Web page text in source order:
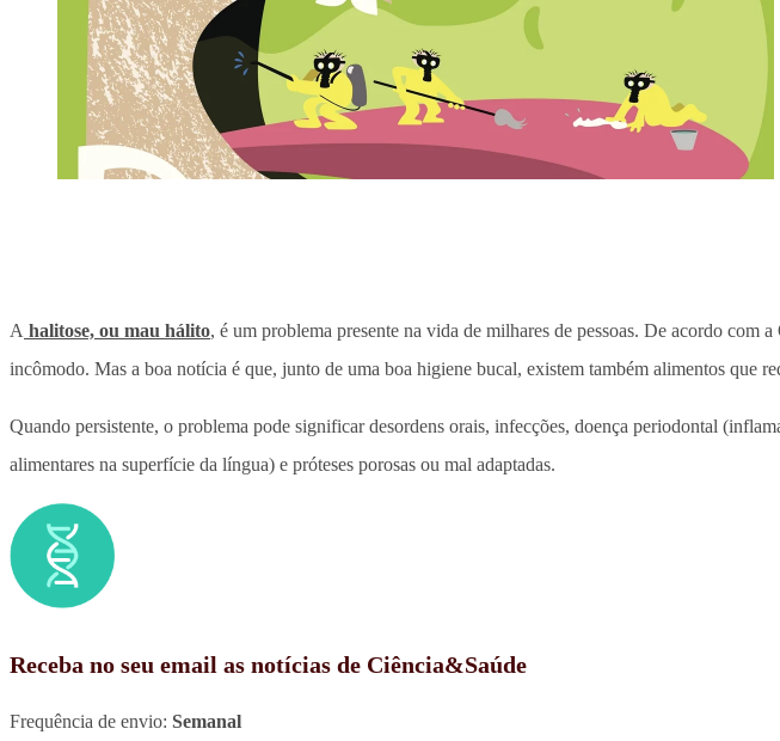
A halitose, ou mau hálito, é um problema presente na vida de milhares de pessoas. De acordo
incômodo. Mas a boa notícia é que, junto de uma boa higiene bucal, existem também alimentos que
Quando persistente, o problema pode significar desordens orais, infecções, doença periodontal
alimentares na superfície da língua) e próteses porosas ou mal adaptadas.
Receba no seu email as notícias de Ciência&Saúde
Frequência de envio: Semanal